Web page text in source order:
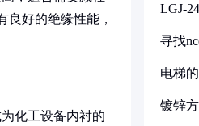
良好的绝缘性能，
化工设备内衬的
LGJ-
寻找
电梯
镀锌